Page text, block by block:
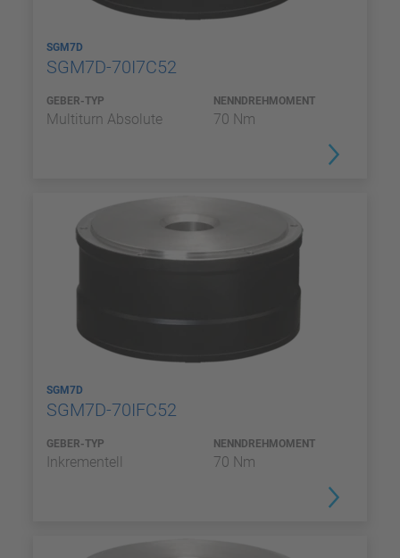
SGM7D
SGM7D-70I7C52
GEBER-TYP
Multiturn Absolute
NENNDREHMOMENT
70 Nm
SGM7D
SGM7D-70IFC52
GEBER-TYP
Inkrementell
NENNDREHMOMENT
70 Nm